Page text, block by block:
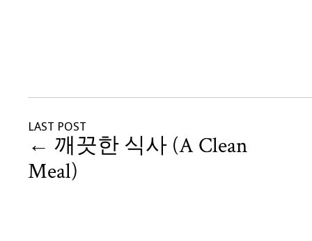
LAST POST
← 깨끗한 식사 (A Clean
Meal)